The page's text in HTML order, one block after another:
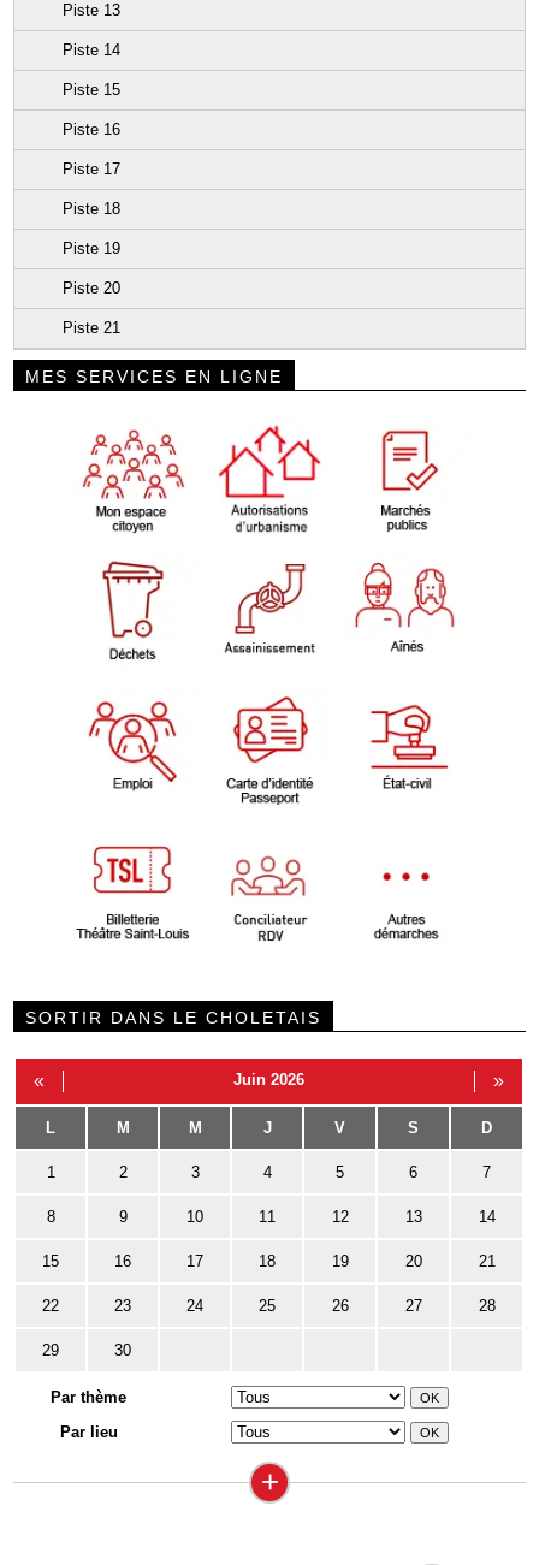
Piste 13
Piste 14
Piste 15
Piste 16
Piste 17
Piste 18
Piste 19
Piste 20
Piste 21
MES SERVICES EN LIGNE
SORTIR DANS LE CHOLETAIS
« Juin 2026 »
L M M J V S D
1 2 3 4 5 6 7
8 9 10 11 12 13 14
15 16 17 18 19 20 21
22 23 24 25 26 27 28
29 30
Par thème
Par lieu
+